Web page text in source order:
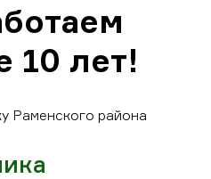
10 лет!
Раменского района